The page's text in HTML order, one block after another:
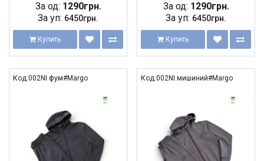
За од: 1290грн.
За уп: 6450грн.
Купить
За од: 1290грн.
За уп: 6450грн.
Купить
Код:002NI фум#Margo Код:002NI мишиний#Margo